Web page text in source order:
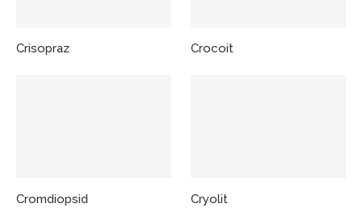
Crisopraz Crocoit
Cromdiopsid Cryolit